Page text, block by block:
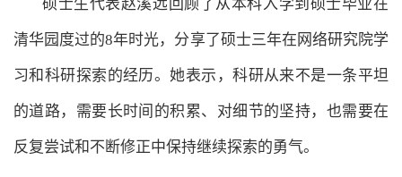
硕士生代表赵溪远回顾了从本科入学到硕士毕业在
清华园度过的8年时光，分享了硕士三年在网络研究院学
习和科研探索的经历。她表示，科研从来不是一条平坦
的道路，需要长时间的积累、对细节的坚持，也需要在
反复尝试和不断修正中保持继续探索的勇气。